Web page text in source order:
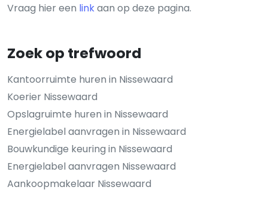
Vraag hier een linkaan op deze pagina.
Zoek op trefwoord
Kantoorruimte huren in Nissewaard
Koerier Nissewaard
Opslagruimte huren in Nissewaard
Energielabel aanvragen in Nissewaard
Bouwkundige keuring in Nissewaard
Energielabel aanvragen Nissewaard
Aankoopmakelaar Nissewaard